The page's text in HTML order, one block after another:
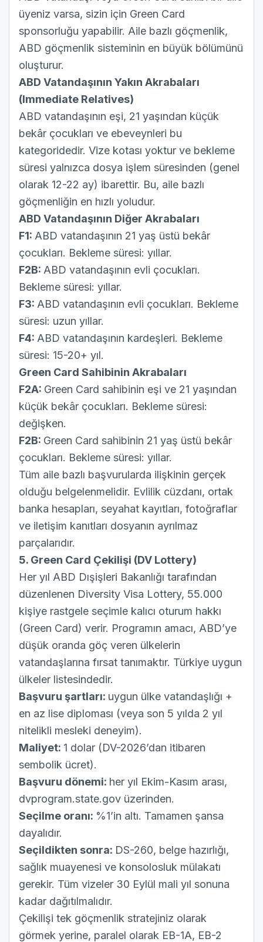
üyeniz varsa, sizin için Green Card
sponsorluğu yapabilir. Aile bazlı göçmenlik,
ABD göçmenlik sisteminin en büyük bölümünü
oluşturur.
ABD Vatandaşının Yakın Akrabaları
(Immediate Relatives)
ABD vatandaşının eşi, 21 yaşından küçük
bekâr çocukları ve ebeveynleri bu
kategoridedir. Vize kotası yoktur ve bekleme
süresi yalnızca dosya işlem süresinden (genel
olarak 12-22 ay) ibarettir. Bu, aile bazlı
göçmenliğin en hızlı yoludur.
ABD Vatandaşının Diğer Akrabaları
F1: ABD vatandaşının 21 yaş üstü bekâr
çocukları. Bekleme süresi: yıllar.
F2B: ABD vatandaşının evli çocukları.
Bekleme süresi: yıllar.
F3: ABD vatandaşının evli çocukları. Bekleme
süresi: uzun yıllar.
F4: ABD vatandaşının kardeşleri. Bekleme
süresi: 15-20+ yıl.
Green Card Sahibinin Akrabaları
F2A: Green Card sahibinin eşi ve 21 yaşından
küçük bekâr çocukları. Bekleme süresi:
değişken.
F2B: Green Card sahibinin 21 yaş üstü bekâr
çocukları. Bekleme süresi: yıllar.
Tüm aile bazlı başvurularda ilişkinin gerçek
olduğu belgelenmelidir. Evlilik cüzdanı, ortak
banka hesapları, seyahat kayıtları, fotoğraflar
ve iletişim kanıtları dosyanın ayrılmaz
parçalarıdır.
5. Green Card Çekilişi (DV Lottery)
Her yıl ABD Dışişleri Bakanlığı tarafından
düzenlenen Diversity Visa Lottery, 55.000
kişiye rastgele seçimle kalıcı oturum hakkı
(Green Card) verir. Programın amacı, ABD’ye
düşük oranda göç veren ülkelerin
vatandaşlarına fırsat tanımaktır. Türkiye uygun
ülkeler listesindedir.
Başvuru şartları: uygun ülke vatandaşlığı +
en az lise diploması (veya son 5 yılda 2 yıl
nitelikli mesleki deneyim).
Maliyet: 1 dolar (DV-2026’dan itibaren
sembolik ücret).
Başvuru dönemi: her yıl Ekim-Kasım arası,
dvprogram.state.gov üzerinden.
Seçilme oranı: %1’in altı. Tamamen şansa
dayalıdır.
Seçildikten sonra: DS-260, belge hazırlığı,
sağlık muayenesi ve konsolosluk mülakatı
gerekir. Tüm vizeler 30 Eylül mali yıl sonuna
kadar dağıtılmalıdır.
Çekilişi tek göçmenlik stratejiniz olarak
görmek yerine, paralel olarak EB-1A, EB-2